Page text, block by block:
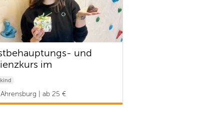
und
im
| ab 25 €